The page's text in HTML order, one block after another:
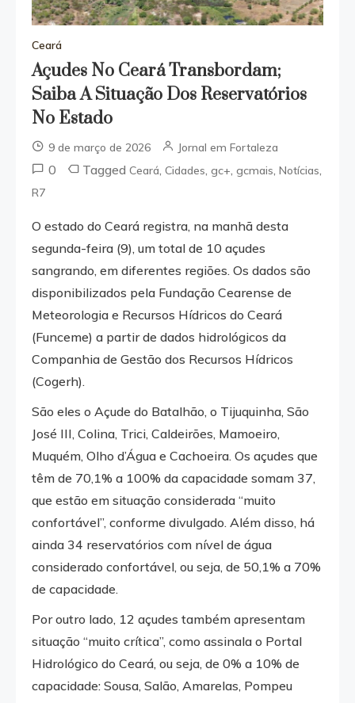
Ceará
Açudes No Ceará Transbordam;
Saiba A Situação Dos Reservatórios
No Estado
9 de março de 2026 Jornal em Fortaleza
0 Tagged Ceará Cidades gc+ gcmais Notícias
R7
O estado do Ceará registra, na manhã desta
segunda-feira (9), um total de 10 açudes
sangrando, em diferentes regiões. Os dados são
disponibilizados pela Fundação Cearense de
Meteorologia e Recursos Hídricos do Ceará
(Funceme) a partir de dados hidrológicos da
Companhia de Gestão dos Recursos Hídricos
(Cogerh).
São eles o Açude do Batalhão, o Tijuquinha, São
José III, Colina, Trici, Caldeirões, Mamoeiro,
Muquém, Olho d’Água e Cachoeira. Os açudes que
têm de 70,1% a 100% da capacidade somam 37,
que estão em situação considerada “muito
confortável”, conforme divulgado. Além disso, há
ainda 34 reservatórios com nível de água
considerado confortável, ou seja, de 50,1% a 70%
de capacidade.
Por outro lado, 12 açudes também apresentam
situação “muito crítica”, como assinala o Portal
Hidrológico do Ceará, ou seja, de 0% a 10% de
capacidade: Sousa, Salão, Amarelas, Pompeu